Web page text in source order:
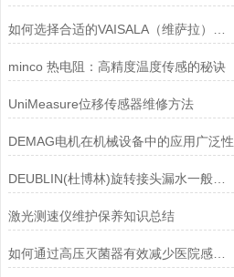
minco 热电阻：高精度温度传感的秘诀
UniMeasure位移传感器维修方法
DEMAG电机在机械设备中的应用广泛性
DEUBLIN(杜博林)旋转接头漏水一般应从以下几个方面来找原因
激光测速仪维护保养知识总结
如何通过高压灭菌器有效减少医院感染风险？